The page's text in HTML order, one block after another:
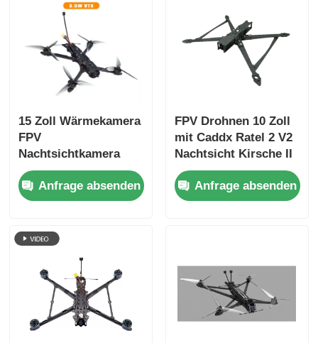
15 Zoll Wärmekamera
FPV
Nachtsichtkamera
FPV Drohne Schwere
Nutzlast Langzeitflug
für RC FPV Hobby
Anfrage absenden
FPV Drohnen 10 Zoll
mit Caddx Ratel 2 V2
Nachtsicht Kirsche II
Antenne HappyModel
Empfänger Stack-
SpeedyBeeV3
Anfrage absenden